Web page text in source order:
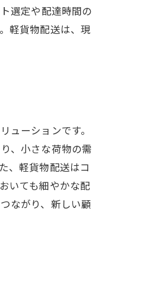
選定や配達時間の
軽貨物配送は、現
ーションです。
、小さな荷物の需
、軽貨物配送はコ
いても細やかな配
ながり、新しい顧